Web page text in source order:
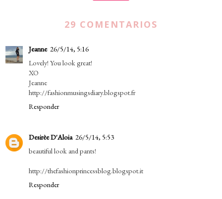
29 COMENTARIOS
Jeanne 26/5/14, 5:16
Lovely! You look great!
XO
Jeanne
http://fashionmusingsdiary.blogspot.fr
Responder
Desirèe D'Aloia 26/5/14, 5:53
beautiful look and pants!
http://thefashionprincessblog.blogspot.it
Responder